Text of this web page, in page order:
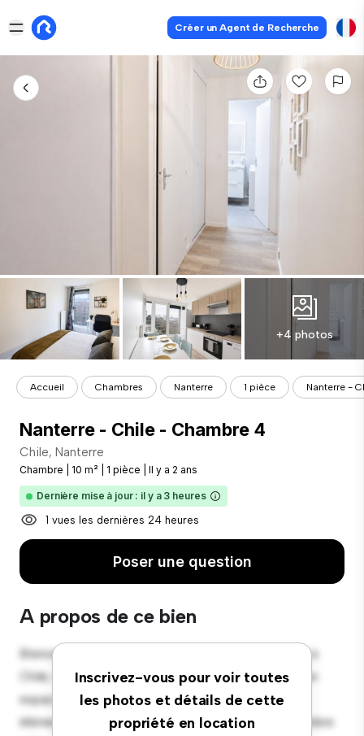
Créer un Agent de Recherche
+4 photos
Accueil Chambres Nanterre 1 pièce Nanterre -
Nanterre - Chile - Chambre 4
Chile, Nanterre
Chambre 10 m² 1 pièce Il y a 2 ans
Dernière mise à jour : il y a 3 heures
1 vues les dernières 24 heures
Poser une question
A propos de ce bien
Inscrivez-vous pour voir toutes
les photos et détails de cette
propriété en location
Bienvenue dans votre nouvelle retraite confortable à
Chile, Nanterre ! Cette chambre confortable offre un
espace de vie paisible et privé. Meublée avec les
éléments essentiels pour votre confort, cette chambre